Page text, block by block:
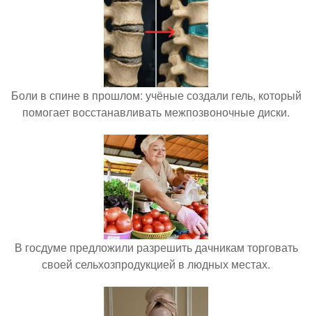
Боли в спине в прошлом: учёные создали гель, который
помогает восстанавливать межпозвоночные диски.
В госдуме предложили разрешить дачникам торговать
своей сельхозпродукцией в людных местах.